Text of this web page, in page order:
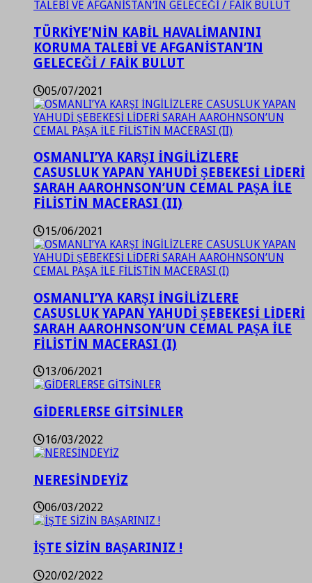
TÜRKİYE’NİN KABİL HAVALİMANINI
KORUMA TALEBİ VE AFGANİSTAN’IN
GELECEĞİ / FAİK BULUT
05/07/2021
OSMANLI’YA KARŞI İNGİLİZLERE
CASUSLUK YAPAN YAHUDİ ŞEBEKESİ LİDERİ
SARAH AAROHNSON’UN CEMAL PAŞA İLE
FİLİSTİN MACERASI (II)
15/06/2021
OSMANLI’YA KARŞI İNGİLİZLERE
CASUSLUK YAPAN YAHUDİ ŞEBEKESİ LİDERİ
SARAH AAROHNSON’UN CEMAL PAŞA İLE
FİLİSTİN MACERASI (I)
13/06/2021
GİDERLERSE GİTSİNLER
16/03/2022
NERESİNDEYİZ
06/03/2022
İŞTE SİZİN BAŞARINIZ !
20/02/2022